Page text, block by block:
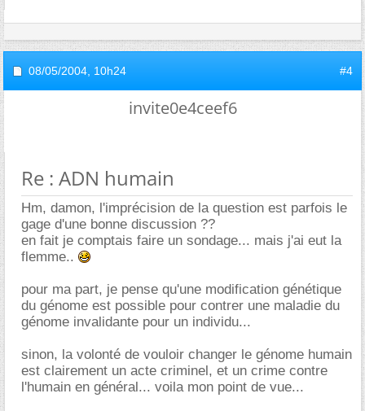
08/05/2004, 10h24 #4
invite0e4ceef6
Re : ADN humain
Hm, damon, l'imprécision de la question est parfois le
gage d'une bonne discussion ??
en fait je comptais faire un sondage... mais j'ai eut la
flemme..
pour ma part, je pense qu'une modification génétique
du génome est possible pour contrer une maladie du
génome invalidante pour un individu...
sinon, la volonté de vouloir changer le génome humain
est clairement un acte criminel, et un crime contre
l'humain en général... voila mon point de vue...